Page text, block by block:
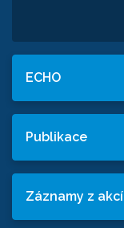
ECHO
Publikace
Záznamy z akcí